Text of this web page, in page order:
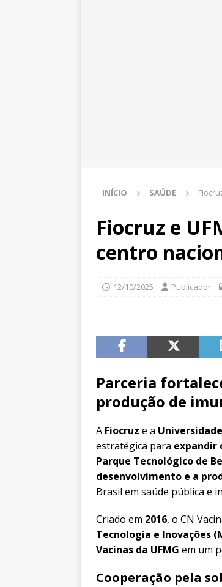
INÍCIO SAÚDE
Fiocruz e
centro
12/10/2025 Publicador
Parceria
produção de
A Fiocruz e a
estratégica para expandir
Parque Tecnológico de
desenvolvimento e a
Brasil em saúde pública e
Criado em 2016, o CN
Tecnologia e Inovações
Vacinas da UFMG em um
Cooperação pela